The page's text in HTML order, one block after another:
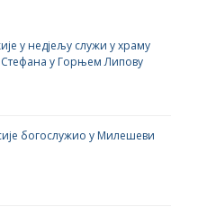
у недјељу служи у храму
Стефана у Горњем Липову
богослужио у Милешеви